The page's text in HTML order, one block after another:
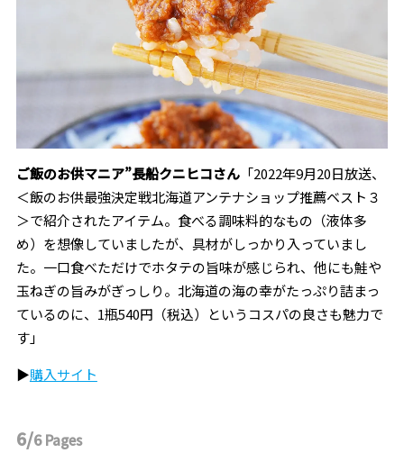
ご飯のお供マニア”長船クニヒコさん「2022年9月20日放送、
＜飯のお供最強決定戦北海道アンテナショップ推薦ベスト３
＞で紹介されたアイテム。食べる調味料的なもの（液体多
め）を想像していましたが、具材がしっかり入っていまし
た。一口食べただけでホタテの旨味が感じられ、他にも鮭や
玉ねぎの旨みがぎっしり。 北海道の海の幸がたっぷり詰まっ
ているのに、1瓶540円（税込）というコスパの良さも魅力で
す」
▶︎購入サイト
6/6Pages